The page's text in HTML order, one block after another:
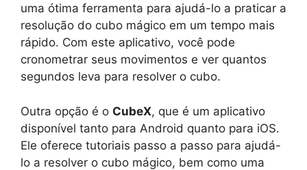
uma ótima ferramenta para ajudá-lo a praticar a
resolução do cubo mágico em um tempo mais
rápido. Com este aplicativo, você pode
cronometrar seus movimentos e ver quantos
segundos leva para resolver o cubo.
Outra opção é o CubeX, que é um aplicativo
disponível tanto para Android quanto para iOS.
Ele oferece tutoriais passo a passo para ajudá-
lo a resolver o cubo mágico, bem como uma